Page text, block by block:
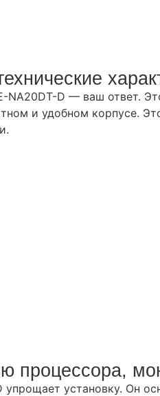
NA20DT-D — ваш ответ.
и удобном корпусе.
процессора,
установку. Он